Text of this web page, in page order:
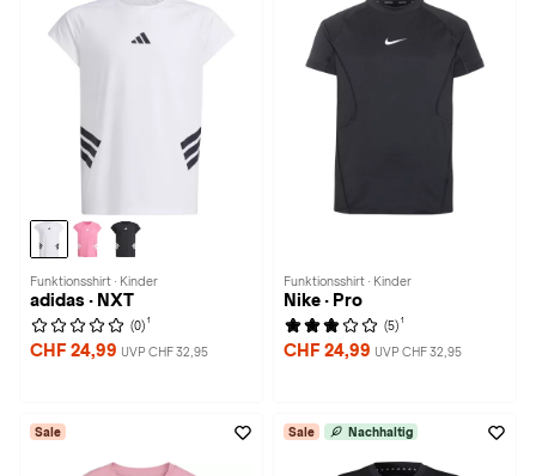
Funktionsshirt · Kinder
adidas · NXT
(0) 1
CHF 24,99 UVP CHF 32,95
Funktionsshirt · Kinder
Nike · Pro
(5) 1
CHF 24,99 UVP CHF 32,95
Sale Sale Nachhaltig